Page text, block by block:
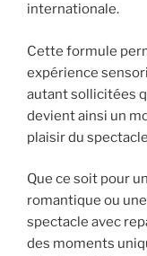
internationale.
Cette formule
expérience
autant sollicitées
devient ainsi un
plaisir du
Que ce soit pour
romantique ou
spectacle avec
des moments